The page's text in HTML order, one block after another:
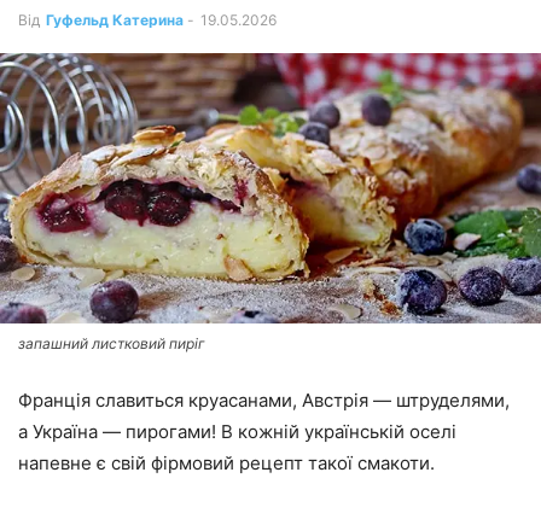
Від Гуфельд Катерина - 19.05.2026
запашний листковий пиріг
Франція славиться круасанами, Австрія — штруделями,
а Україна — пирогами! В кожній українській оселі
напевне є свій фірмовий рецепт такої смакоти.